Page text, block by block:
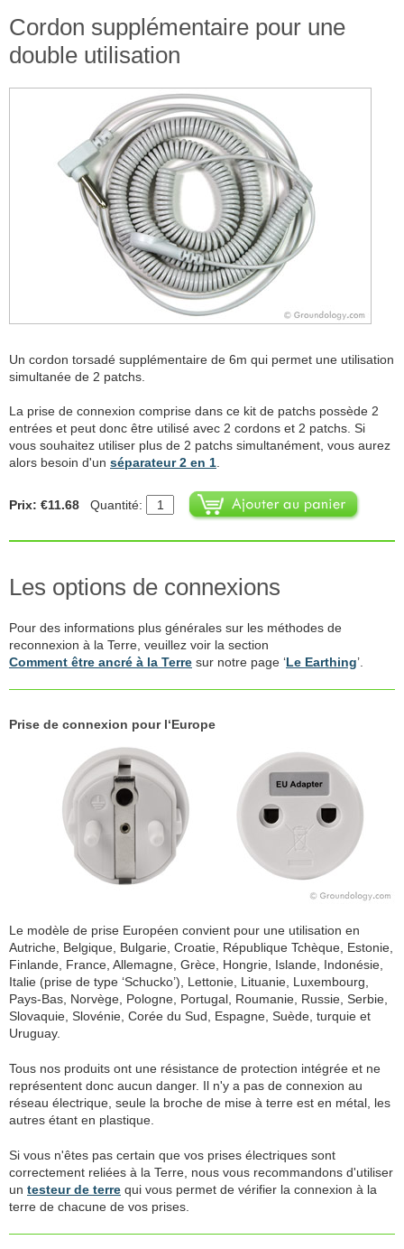
Cordon supplémentaire pour une
double utilisation
Un cordon torsadé supplémentaire de 6m qui permet une utilisation
simultanée de 2 patchs.
La prise de connexion comprise dans ce kit de patchs possède 2
entrées et peut donc être utilisé avec 2 cordons et 2 patchs. Si
vous souhaitez utiliser plus de 2 patchs simultanément, vous aurez
alors besoin d'un séparateur 2 en 1
Prix: €11.68 Quantité:
Les options de connexions
Pour des informations plus générales sur les méthodes de
reconnexion à la Terre, veuillez voir la section
Comment être ancré à la Terre sur notre page ‘Le Earthing’.
Prise de connexion pour l‘Europe
Le modèle de prise Européen convient pour une utilisation en
Autriche, Belgique, Bulgarie, Croatie, République Tchèque, Estonie,
Finlande, France, Allemagne, Grèce, Hongrie, Islande, Indonésie,
Italie (prise de type ‘Schucko’), Lettonie, Lituanie, Luxembourg,
Pays-Bas, Norvège, Pologne, Portugal, Roumanie, Russie, Serbie,
Slovaquie, Slovénie, Corée du Sud, Espagne, Suède, turquie et
Uruguay.
Tous nos produits ont une résistance de protection intégrée et ne
représentent donc aucun danger. Il n'y a pas de connexion au
réseau électrique, seule la broche de mise à terre est en métal, les
autres étant en plastique.
Si vous n'êtes pas certain que vos prises électriques sont
correctement reliées à la Terre, nous vous recommandons d'utiliser
un testeur de terre qui vous permet de vérifier la connexion à la
terre de chacune de vos prises.